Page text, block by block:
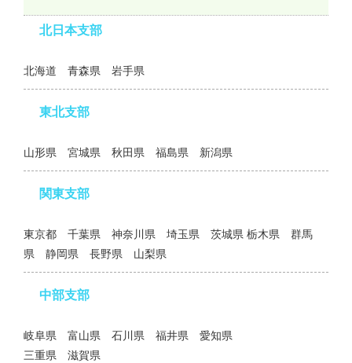
北日本支部
北海道 青森県 岩手県
東北支部
山形県 宮城県 秋田県 福島県 新潟県
関東支部
東京都 千葉県 神奈川県 埼玉県 茨城県 栃木県 群馬
県 静岡県 長野県 山梨県
中部支部
岐阜県 富山県 石川県 福井県 愛知県
三重県 滋賀県